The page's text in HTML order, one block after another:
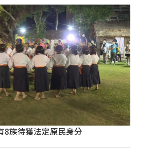
8族待獲法定原民身分